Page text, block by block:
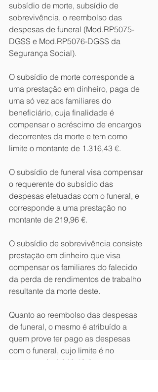
subsídio de morte, subsídio de
sobrevivência, o reembolso das
despesas de funeral (Mod.RP5075-
DGSS e Mod.RP5076-DGSS da
Segurança Social).
O subsídio de morte corresponde a
uma prestação em dinheiro, paga de
uma só vez aos familiares do
beneficiário, cuja finalidade é
compensar o acréscimo de encargos
decorrentes da morte e tem como
limite o montante de 1.316,43 €.
O subsídio de funeral visa compensar
o requerente do subsídio das
despesas efetuadas com o funeral, e
corresponde a uma prestação no
montante de 219,96 €.
O subsídio de sobrevivência consiste
prestação em dinheiro que visa
compensar os familiares do falecido
da perda de rendimentos de trabalho
resultante da morte deste.
Quanto ao reembolso das despesas
de funeral, o mesmo é atribuído a
quem prove ter pago as despesas
com o funeral, cujo limite é no
montante de 1.316,43 €.